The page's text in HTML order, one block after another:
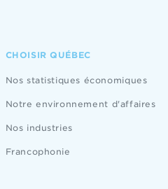
CHOISIR QUÉBEC
Nos statistiques économiques
Notre environnement d'affaires
Nos industries
Francophonie